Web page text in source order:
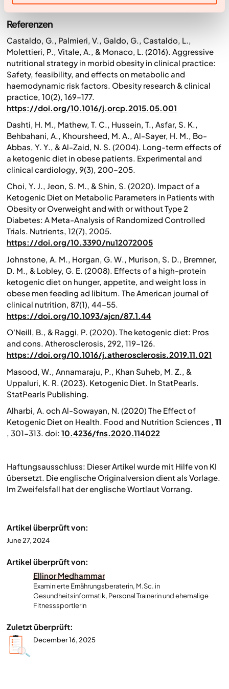
über Diäten.
Referenzen
Castaldo, G., Palmieri, V., Galdo, G., Castaldo, L.,
Molettieri, P., Vitale, A., & Monaco, L. (2016). Aggressive
nutritional strategy in morbid obesity in clinical practice:
Safety, feasibility, and effects on metabolic and
haemodynamic risk factors. Obesity research & clinical
practice 10(2), 169–177.
https://doi.org/10.1016/j.orcp.2015.05.001
Dashti, H. M., Mathew, T. C., Hussein, T., Asfar, S. K.,
Behbahani, A., Khoursheed, M. A., Al-Sayer, H. M., Bo-
Abbas, Y. Y., & Al-Zaid, N. S. (2004). Long-term effects of
a ketogenic diet in obese patients. Experimental and
clinical cardiology, 9(3), 200–205.
Choi, Y. J., Jeon, S. M., & Shin, S. (2020). Impact of a
Ketogenic Diet on Metabolic Parameters in Patients with
Obesity or Overweight and with or without Type 2
Diabetes: A Meta-Analysis of Randomized Controlled
Trials. Nutrients, 12(7), 2005.
https://doi.org/10.3390/nu12072005
Johnstone, A. M., Horgan, G. W., Murison, S. D., Bremner,
D. M., & Lobley, G. E. (2008). Effects of a high-protein
ketogenic diet on hunger, appetite, and weight loss in
obese men feeding ad libitum. The American journal of
clinical nutrition, 87(1), 44–55.
https://doi.org/10.1093/ajcn/87.1.44
O'Neill, B., & Raggi, P. (2020). The ketogenic diet: Pros
and cons. Atherosclerosis, 292, 119–126.
https://doi.org/10.1016/j.atherosclerosis.2019.11.021
Masood, W., Annamaraju, P., Khan Suheb, M. Z., &
Uppaluri, K. R. (2023). Ketogenic Diet. In StatPearls
StatPearls Publishing.
Alharbi, A. och Al-Sowayan, N. (2020) The Effect of
Ketogenic Diet on Health. Food and Nutrition Sciences , 11
, 301-313. doi: 10.4236/fns.2020.114022
Haftungsausschluss: Dieser Artikel wurde mit Hilfe von KI
übersetzt. Die englische Originalversion dient als Vorlage.
Im Zweifelsfall hat der englische Wortlaut Vorrang.
Artikel überprüft von:
June 27, 2024
Artikel überprüft von:
Ellinor Medhammar
Examinierte Ernährungsberaterin, M.Sc. in
Gesundheitsinformatik, Personal Trainerin und ehemalige
Fitnesssportlerin
Zuletzt überprüft:
December 16, 2025